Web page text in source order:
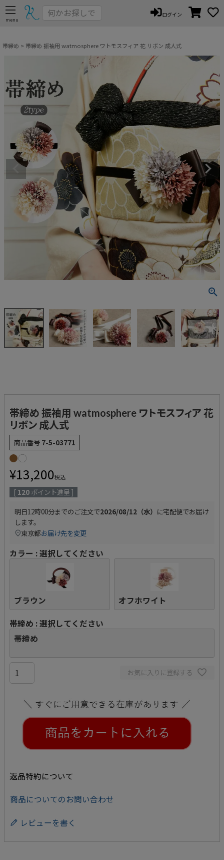
ログイン
帯締め 帯締め 振袖用 watmosphere ワトモスフィア 花 リボン 成人式
帯締め 振袖用 watmosphere ワトモスフィア 花
リボン 成人式
商品番号 7-5-03771
¥13,200税込
[ 120 ポイント進呈 ]
明日12時00分までのご注文で2026/08/12（水） に宅配便でお届け
します。
東京都お届け先を変更
カラー 選択してください
ブラウン
オフホワイト
帯締め 選択してください
帯締め
お気に入りに登録する
返品特約について
商品についてのお問い合わせ
レビューを書く
ペー
ジト